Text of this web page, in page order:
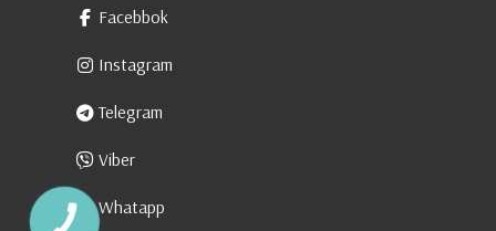
Facebbok
Instagram
Telegram
Viber
Whatapp
КНОПКА
ЗВ'ЯЗКУ